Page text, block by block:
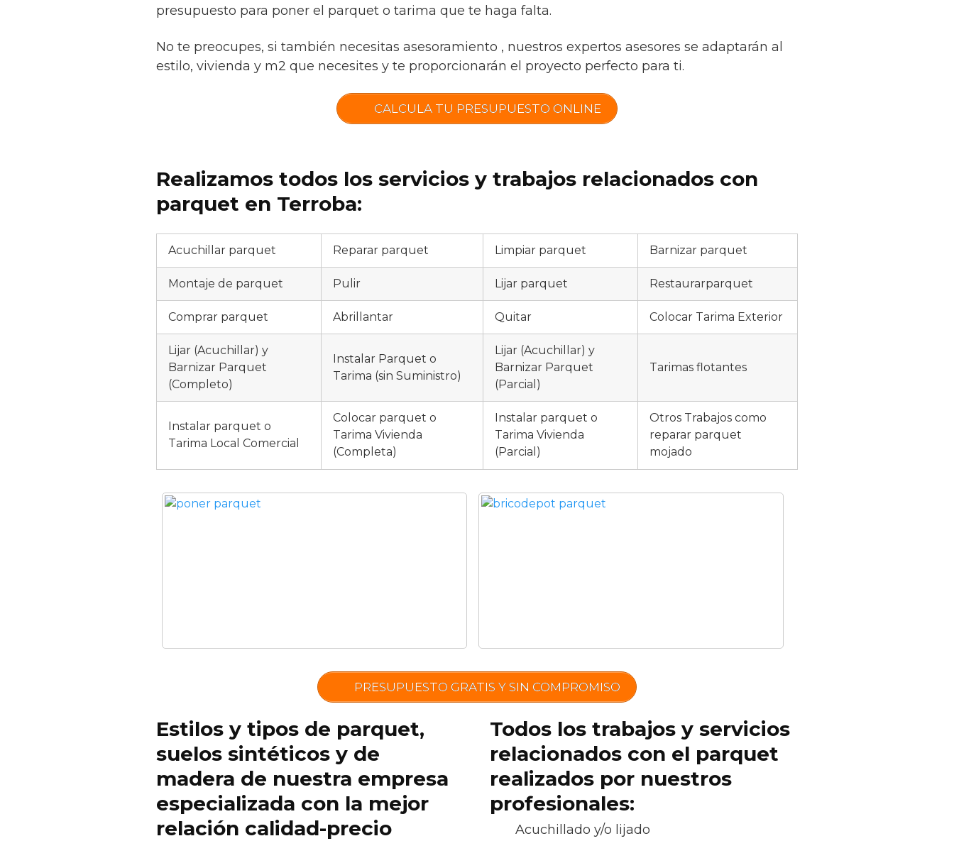
presupuesto para poner el parquet o tarima que te haga falta.
No te preocupes, si también necesitas asesoramiento , nuestros expertos asesores se adaptarán al
estilo, vivienda y m2 que necesites y te proporcionarán el proyecto perfecto para ti.
CALCULA TU PRESUPUESTO ONLINE
Realizamos todos los servicios y trabajos relacionados con
parquet en Terroba:
Acuchillar parquet Reparar parquet Limpiar parquet Barnizar parquet
Montaje de parquet Pulir Lijar parquet Restaurarparquet
Comprar parquet Abrillantar Quitar Colocar Tarima Exterior
Lijar (Acuchillar) y
Barnizar Parquet
(Completo)
Instalar Parquet o
Tarima (sin Suministro)
Lijar (Acuchillar) y
Barnizar Parquet
(Parcial)
Tarimas flotantes
Instalar parquet o
Tarima Local Comercial
Colocar parquet o
Tarima Vivienda
(Completa)
Instalar parquet o
Tarima Vivienda
(Parcial)
Otros Trabajos como
reparar parquet
mojado
PRESUPUESTO GRATIS Y SIN COMPROMISO
Estilos y tipos de parquet,
suelos sintéticos y de
madera de nuestra empresa
especializada con la mejor
relación calidad-precio
Todos los trabajos y servicios
relacionados con el parquet
realizados por nuestros
profesionales:
Acuchillado y/o lijado